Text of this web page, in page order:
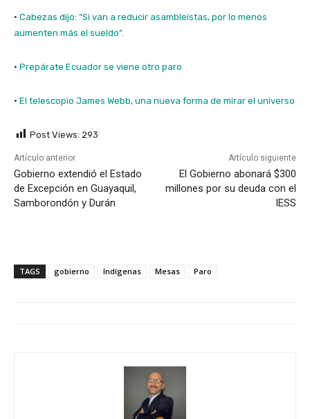
· Cabezas dijo: “Si van a reducir asambleístas, por lo menos
aumenten más el sueldo”.
· Prepárate Ecuador se viene otro paro
· El telescopio James Webb, una nueva forma de mirar el universo
Post Views: 293
Artículo anterior
Gobierno extendió el Estado
de Excepción en Guayaquil,
Samborondón y Durán
Artículo siguiente
El Gobierno abonará $300
millones por su deuda con el
IESS
TAGS gobierno Indígenas Mesas Paro